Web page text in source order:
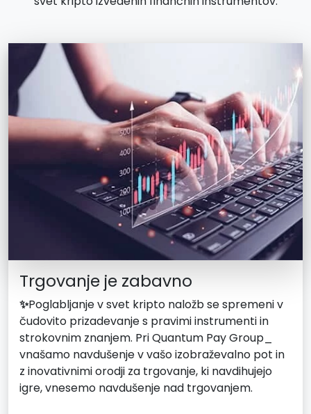
Trgovanje je zabavno
✨Poglabljanje v svet kripto naložb se spremeni v
čudovito prizadevanje s pravimi instrumenti in
strokovnim znanjem. Pri Quantum Pay Group_
vnašamo navdušenje v vašo izobraževalno pot in
z inovativnimi orodji za trgovanje, ki navdihujejo
igre, vnesemo navdušenje nad trgovanjem.